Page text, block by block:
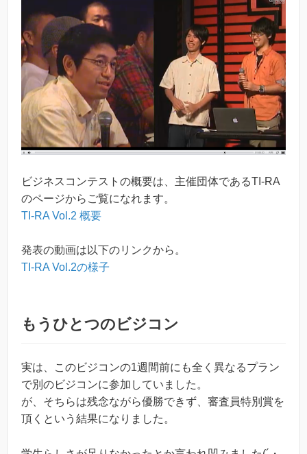
ビジネスコンテストの概要は、主催団体であるTI-RA
のページからご覧になれます。
TI-RA Vol.2 概要
発表の動画は以下のリンクから。
TI-RA Vol.2の様子
もうひとつのビジコン
実は、このビジコンの1週間前にも全く異なるプラン
で別のビジコンに参加していました。
が、そちらは残念ながら優勝できず、審査員特別賞を
頂くという結果になりました。